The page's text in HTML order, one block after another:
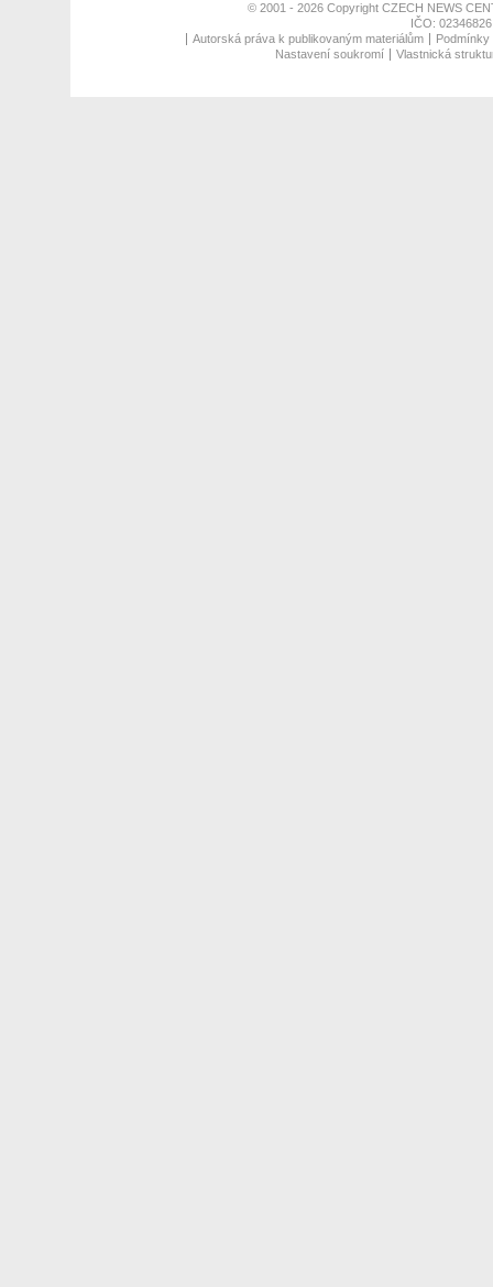
© 2001 - 2026 Copyright CZECH NEWS
IČO:
Autorská práva k publikovaným materiálům
Nastavení soukromí
Vlastnická